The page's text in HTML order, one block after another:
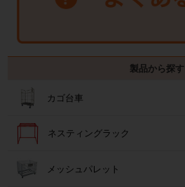
製品から探す
カゴ台車
ネスティングラック
メッシュパレット